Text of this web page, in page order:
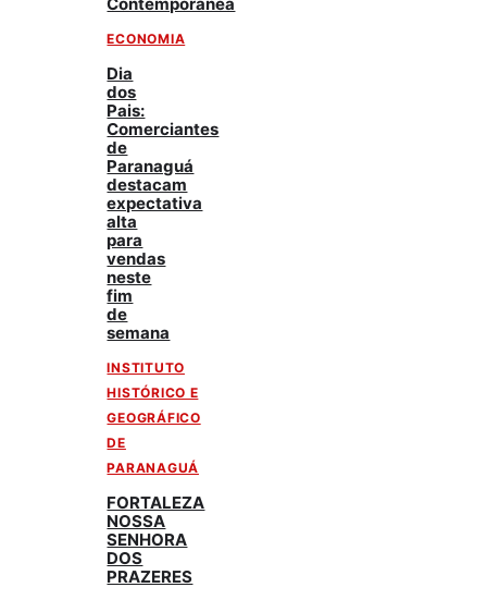
ECONOMIA
Dia
dos
Pais:
Comerciantes
de
Paranaguá
destacam
expectativa
alta
para
vendas
neste
fim
de
semana
INSTITUTO
HISTÓRICO E
GEOGRÁFICO
DE
PARANAGUÁ
FORTALEZA
NOSSA
SENHORA
DOS
PRAZERES